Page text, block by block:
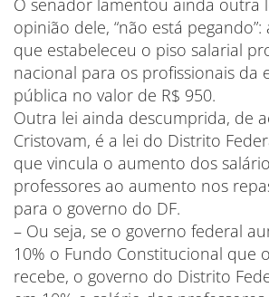
O senador lamentou ainda outra
opinião dele, “não está pegando”:
que estabeleceu o piso salarial
nacional para os profissionais da
pública no valor de R$ 950.
Outra lei ainda descumprida, de
Cristovam, é a lei do Distrito
que vincula o aumento dos
professores ao aumento nos
para o governo do DF.
– Ou seja, se o governo federal
10% o Fundo Constitucional que
recebe, o governo do Distrito